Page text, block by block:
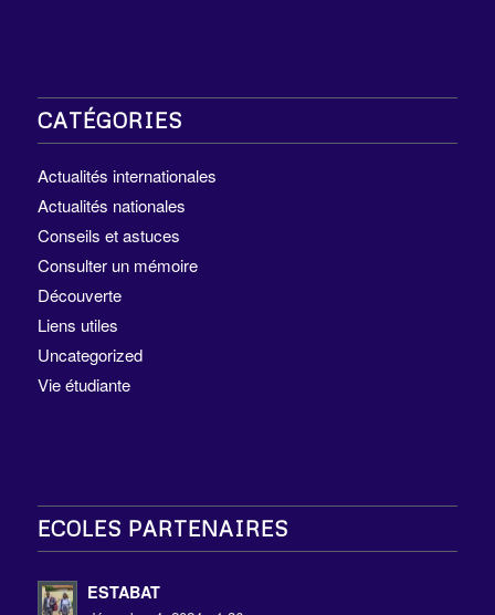
CATÉGORIES
Actualités internationales
Actualités nationales
Conseils et astuces
Consulter un mémoire
Découverte
Liens utiles
Uncategorized
Vie étudiante
ECOLES PARTENAIRES
ESTABAT